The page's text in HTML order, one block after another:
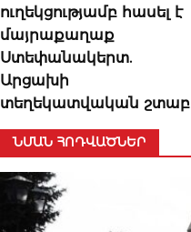
ուղեկցությամբ հասել է
մայրաքաղաք
Ստեփանակերտ.
Արցախի
տեղեկատվական շտաբ
ՆՄԱՆ ՀՈԴՎԱԾՆԵՐ